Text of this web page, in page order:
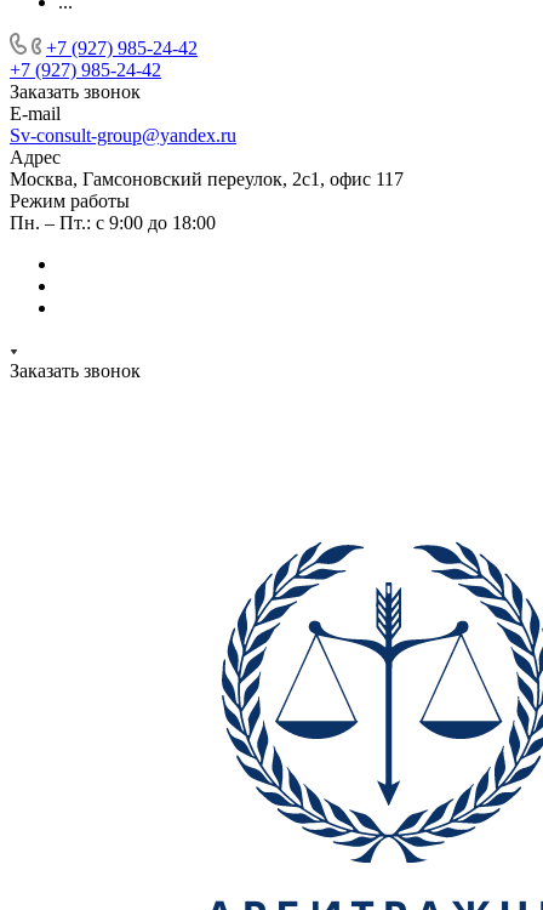
+7 (927) 985-24-42
+7 (927) 985-24-42
Заказать звонок
E-mail
Sv-consult-group@yandex.ru
Адрес
Москва, Гамсоновский переулок, 2с1, офис 117
Режим работы
Пн. – Пт.: с 9:00 до 18:00
Заказать звонок